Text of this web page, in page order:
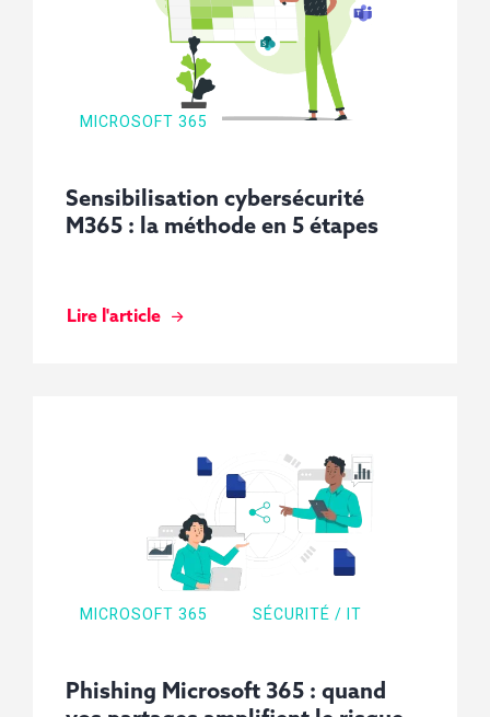
MICROSOFT 365
Sensibilisation cybersécurité
M365 : la méthode en 5 étapes
Lire l'article
MICROSOFT 365 SÉCURITÉ / IT
Phishing Microsoft 365 : quand